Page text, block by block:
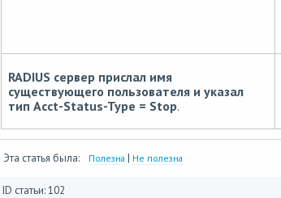
RADIUS сервер прислал имя
существующего пользователя и указал
тип Acct-Status-Type = Stop.
Эта статья была: Полезна | Не полезна
ID статьи: 102